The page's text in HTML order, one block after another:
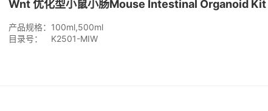
产品规格： 100ml,500ml
目录号：
K2501-MIW